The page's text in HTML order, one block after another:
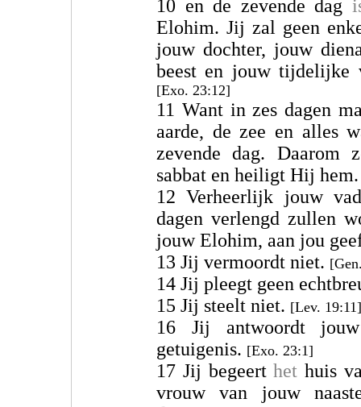
10 en de zevende dag
Elohim. Jij zal geen
jouw dochter, jouw
beest en jouw
[Exo. 23:12]
11 Want in zes dagen
aarde, de zee en alles
zevende dag. Daarom
sabbat en heiligt Hij
12 Verheerlijk jouw
dagen verlengd zullen
jouw Elohim, aan jou
13 Jij vermoordt niet.
14 Jij pleegt geen
15 Jij steelt niet. [Lev. 19:11]
16 Jij antwoordt
getuigenis. [Exo. 23:1]
17 Jij begeerthet huis
vrouw van jouw